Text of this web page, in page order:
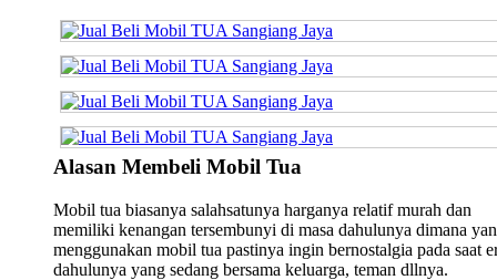
Alasan Membeli Mobil Tua
Mobil tua biasanya salahsatunya harganya relatif murah dan
memiliki kenangan tersembunyi di masa dahulunya dimana
menggunakan mobil tua pastinya ingin bernostalgia pada saat
dahulunya yang sedang bersama keluarga, teman dllnya.